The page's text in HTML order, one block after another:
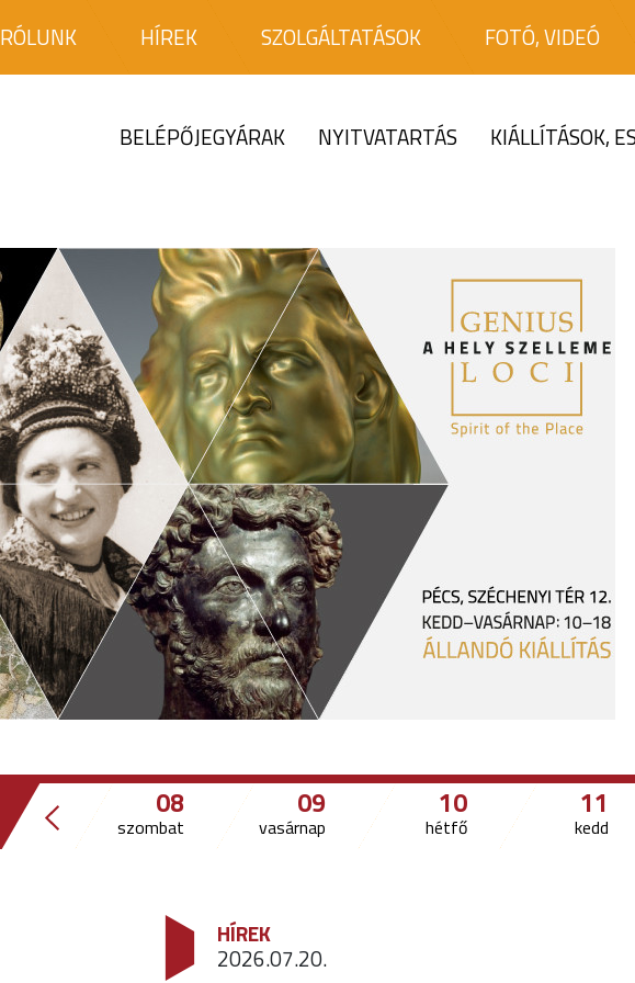
RÓLUNK HÍREK SZOLGÁLTATÁSOK FOTÓ, VIDEÓ
BELÉPŐJEGYÁRAK NYITVATARTÁS KIÁLLÍTÁSOK,
08
szombat
09
vasárnap
10
hétfő
11
kedd
HÍREK
2026.07.20.